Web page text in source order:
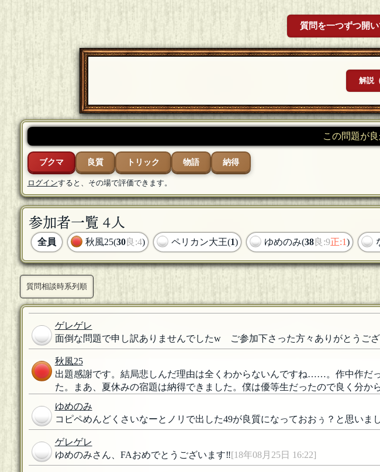
質問を一つずつ開い
解説
この問題が
ブクマ 良質 トリック 物語 納得
ログインすると、その場で評価できます。
参加者一覧 4人
全員 秋風25(30良:4) ペリカン大王(1) ゆめのみ(38良:9正:1)
質問相談時系列順
ゲレゲレ
面倒な問題で申し訳ありませんでしたw ご参加下さった方々ありがとうご
秋風25
出題感謝です。結局悲しんだ理由は全くわからないんですね……。作中作だ
た。まあ、夏休みの宿題は納得できました。僕は優等生だったので良く分か
ゆめのみ
コピペめんどくさいなーとノリで出した49が良質になっておおぅ？と思いま
ゲレゲレ
ゆめのみさん、FAおめでとうございます‼️[18年08月25日 16:22]